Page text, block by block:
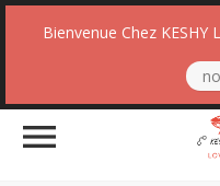
Bienvenue Chez KESHY
